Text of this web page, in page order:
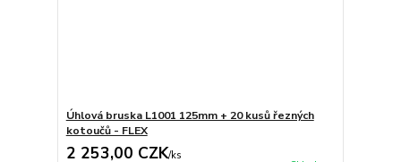
Úhlová bruska L1001 125mm + 20 kusů řezných
kotoučů - FLEX
2 253,00 CZK/ks